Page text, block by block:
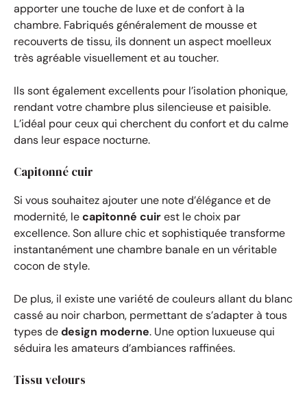
apporter une touche de luxe et de confort à la
chambre. Fabriqués généralement de mousse et
recouverts de tissu, ils donnent un aspect moelleux
très agréable visuellement et au toucher.
Ils sont également excellents pour l’isolation phonique,
rendant votre chambre plus silencieuse et paisible.
L’idéal pour ceux qui cherchent du confort et du calme
dans leur espace nocturne.
Capitonné cuir
Si vous souhaitez ajouter une note d’élégance et de
modernité, lecapitonné cuirest le choix par
excellence. Son allure chic et sophistiquée transforme
instantanément une chambre banale en un véritable
cocon de style.
De plus, il existe une variété de couleurs allant du blanc
cassé au noir charbon, permettant de s’adapter à tous
types dedesign moderne. Une option luxueuse qui
séduira les amateurs d’ambiances raffinées.
Tissu velours